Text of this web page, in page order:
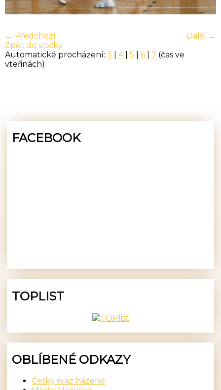
← Předchozí
Další →
Zpět do složky
Automatické procházení: 3 4| 5 6 7 (čas ve
vteřinách)
FACEBOOK
TOPLIST
OBLÍBENÉ ODKAZY
Český svaz házené